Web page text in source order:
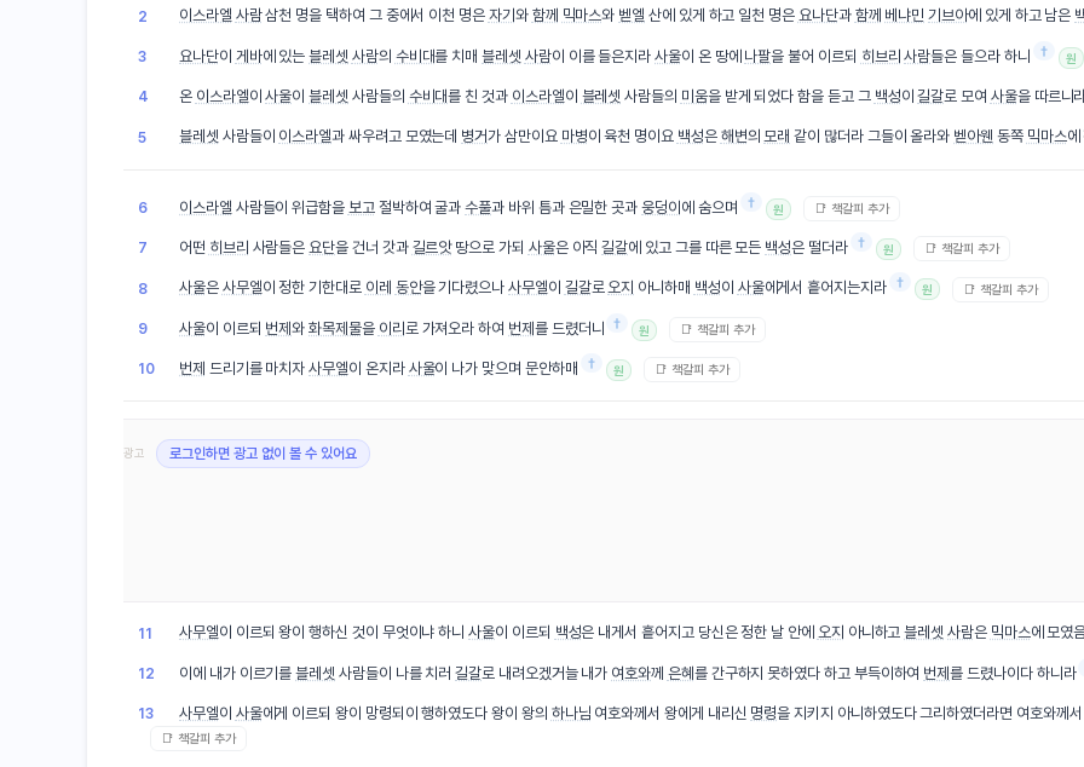
2 이스라엘 사람삼천 명을 택하여 그 중에서 이천 명은 자기 와 함께 믹마스와 벧엘 산에 있게 하고 일천 명은 요나단과 함께 베냐민 기브아에 있게 하고 남은
3 요나단이 게바에 있는블레셋 사람의 수비대를 치매블레셋 사람이 이를 들은지라사울이 온 땅에 나팔을 불어 이르되 히브리 사람들은 들으라 하니 † 원
4 온 이스라엘이사울이블레셋 사람들의 수비대를 친 것과 이스라엘이 블레셋 사람들의 미움을 받게 되었다 함을 듣고 그 백성이길갈로 모여 사울을 따르니
5 블레셋 사람들이 이스라엘과 싸우려고 모였는데 병거가 삼만이요 마병이 육천 명이요 백성은 해변의모래 같이 많더라 그들이 올라와 벧아웬 동쪽 믹마스에
6 이스라엘 사람들이 위급함을 보고 절박하여 굴과수풀과 바위 틈과 은밀한 곳과웅덩이 에 숨으며 † 원 📑 책갈피 추가
7 어떤 히브리 사람들은요단을 건너 갓과 길르앗땅으로 가되 사울은 아직길갈에 있고 그를 따른 모든 백성은 떨더라 † 원 📑 책갈피 추가
8 사울은 사무엘이 정한 기한대로 이레 동안을 기다렸으나 사무엘이 길갈로오지 아니하매 백성이 사울에게서 흩어지는지라 † 원 📑 책갈피 추가
9 사울이 이르되 번제와화목제물을 이리 로 가져오라 하여 번제 를 드렸더니 † 원 📑 책갈피 추가
10 번제 드리기를 마치자사무엘이 온지라 사울이 나가 맞으며 문안하매 † 원 📑 책갈피 추가
광고 로그인하면 광고 없이 볼 수 있어요
11 사무엘이 이르되 왕이 행하신 것이 무엇이냐 하니사울이 이르되 백성은 내게서 흩어지고 당신은 정한 날 안에 오지 아니하고블레셋 사람은 믹마스에 모였
12 이에 내가 이르기를블레셋 사람들이 나를 치러길갈로 내려오겠거늘 내가 여호와께 은혜 를 간구하지 못하였다 하고 부득이하여 번제를 드렸나이다 하니라
13 사무엘이 사울에게 이르되 왕이 망령되이 행하였도다 왕이 왕의 하나님 여호와께서 왕에게 내리신 명령을 지키지 아니하였도다 그리하였더라면 여호와께서
📑 책갈피 추가